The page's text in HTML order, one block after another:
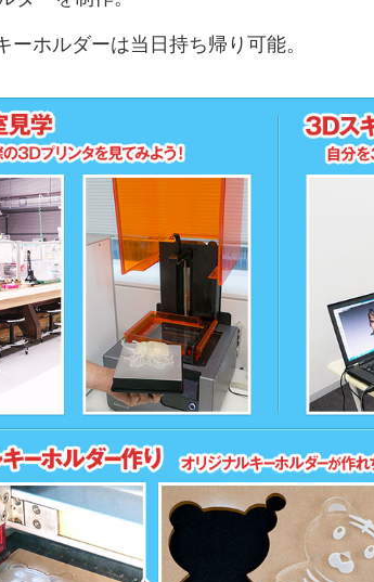
ーホルダーは当日持ち帰り可能。